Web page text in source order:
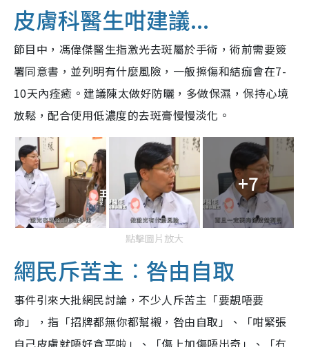
皮膚科醫生咁建議...
節目中，馮偉傑醫生指激光去斑屬於手術，術前需要簽
署同意書，並列明有什麼風險，一舨擦傷和結痂會在7-
10天內痊癒。建議陳太做好防曬，多做保濕，保持心境
放鬆，配合使用低濃度的去斑膏慢慢淡化。
+7
點擊圖片放大
網民斥苦主︰咎由自取
事件引來大批網民討論，不少人斥苦主「要靚唔要
命」，指「招牌都無你都幫襯，咎由自取」、「咁緊張